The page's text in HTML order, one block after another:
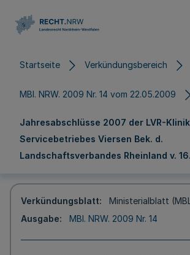
Startseite Verkündungsbereich
MBl. NRW. 2009 Nr. 14 vom 22.05.2009
Jahresabschlüsse 2007 der LVR-
Servicebetriebes Viersen Bek. d.
Landschaftsverbandes Rheinland v.
Verkündungsblatt
Ministerialblatt
Ausgabe
MBl. NRW. 2009 Nr. 14